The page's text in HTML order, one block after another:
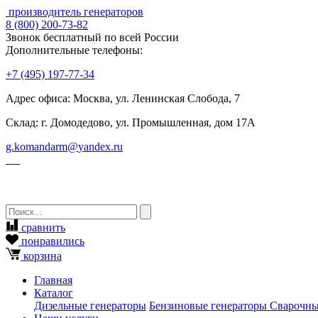
производитель генераторов
8 (800) 200-73-82
Звонок бесплатный по всей России
Дополнительные телефоны:
+7 (495) 197-77-34
Адрес офиса: Москва, ул. Ленинская Слобода, 7
Склад: г. Домодедово, ул. Промышленная, дом 17А
g.komandarm@yandex.ru
сравнить
понравились
корзина
Главная
Каталог
Дизельные генераторы Бензиновые генераторы